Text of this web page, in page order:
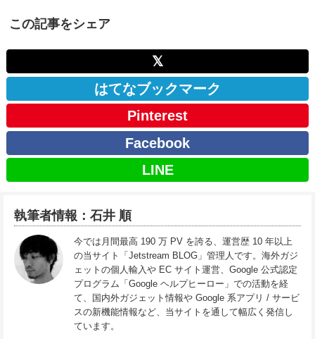
この記事をシェア
𝕏
はてなブックマーク
Pinterest
Facebook
LINE
執筆者情報：石井 順
今では月間最高 190 万 PV を誇る、運営歴 10 年以上
の当サイト「Jetstream BLOG」管理人です。海外ガジ
ェットの個人輸入や EC サイト運営、Google 公式認定
プログラム「Google ヘルプヒーロー」での活動を経
て、国内外ガジェット情報や Google 系アプリ / サービ
スの新機能情報など、当サイトを通して幅広く発信し
ています。